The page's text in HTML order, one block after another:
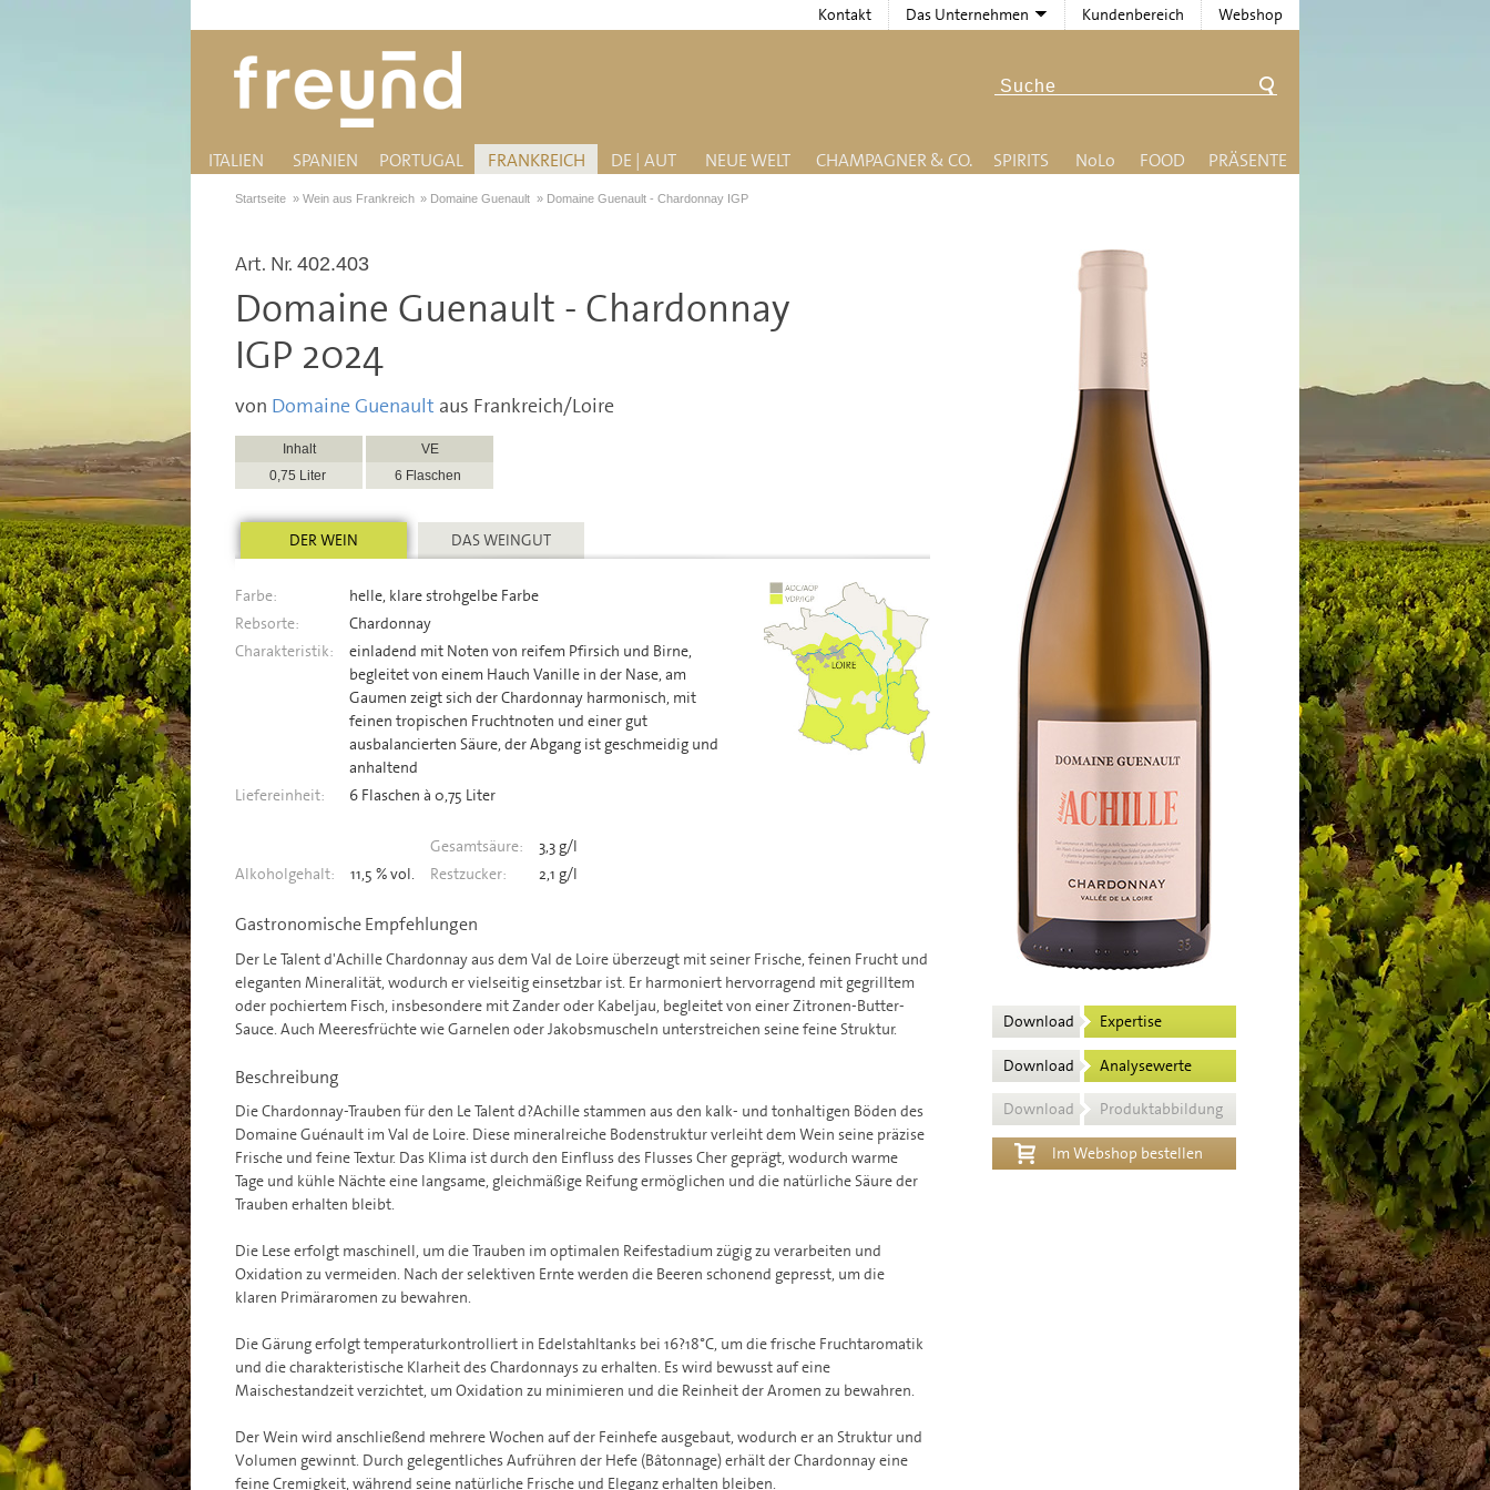
Kontakt Das Unternehmen Kundenbereich Webshop
ITALIEN SPANIEN PORTUGAL FRANKREICH DE | AUT NEUE WELT CHAMPAGNER & CO. SPIRITS NoLo FOOD PRÄSENTE
Startseite » Wein aus Frankreich » Domaine Guenault » Domaine Guenault - Chardonnay IGP
Art. Nr. 402.403
Domaine Guenault - Chardonnay
IGP 2024
von Domaine Guenault aus Frankreich/Loire
Inhalt
VE
0,75 Liter
6 Flaschen
DER WEIN DAS WEINGUT
Farbe:
helle, klare strohgelbe Farbe
Rebsorte:
Chardonnay
Charakteristik:
einladend mit Noten von reifem Pfirsich und Birne,
begleitet von einem Hauch Vanille in der Nase, am
Gaumen zeigt sich der Chardonnay harmonisch, mit
feinen tropischen Fruchtnoten und einer gut
ausbalancierten Säure, der Abgang ist geschmeidig und
anhaltend
Liefereinheit:
6 Flaschen à 0,75 Liter
Gesamtsäure:
3,3 g/l
Alkoholgehalt:
11,5 % vol. Restzucker: 2,1 g/l
Gastronomische Empfehlungen
Der Le Talent d'Achille Chardonnay aus dem Val de Loire überzeugt mit seiner Frische, feinen Frucht und
eleganten Mineralität, wodurch er vielseitig einsetzbar ist. Er harmoniert hervorragend mit gegrilltem
oder pochiertem Fisch, insbesondere mit Zander oder Kabeljau, begleitet von einer Zitronen-Butter-
Sauce. Auch Meeresfrüchte wie Garnelen oder Jakobsmuscheln unterstreichen seine feine Struktur.
Beschreibung
Die Chardonnay-Trauben für den Le Talent d?Achille stammen aus den kalk- und tonhaltigen Böden des
Domaine Guénault im Val de Loire. Diese mineralreiche Bodenstruktur verleiht dem Wein seine präzise
Frische und feine Textur. Das Klima ist durch den Einfluss des Flusses Cher geprägt, wodurch warme
Tage und kühle Nächte eine langsame, gleichmäßige Reifung ermöglichen und die natürliche Säure der
Trauben erhalten bleibt.
Die Lese erfolgt maschinell, um die Trauben im optimalen Reifestadium zügig zu verarbeiten und
Oxidation zu vermeiden. Nach der selektiven Ernte werden die Beeren schonend gepresst, um die
klaren Primäraromen zu bewahren.
Die Gärung erfolgt temperaturkontrolliert in Edelstahltanks bei 16?18°C, um die frische Fruchtaromatik
und die charakteristische Klarheit des Chardonnays zu erhalten. Es wird bewusst auf eine
Maischestandzeit verzichtet, um Oxidation zu minimieren und die Reinheit der Aromen zu bewahren.
Der Wein wird anschließend mehrere Wochen auf der Feinhefe ausgebaut, wodurch er an Struktur und
Volumen gewinnt. Durch gelegentliches Aufrühren der Hefe (Bâtonnage) erhält der Chardonnay eine
feine Cremigkeit, während seine natürliche Frische und Eleganz erhalten bleiben.
Download Expertise
Download Analysewerte
Download Produktabbildung
Im Webshop bestellen